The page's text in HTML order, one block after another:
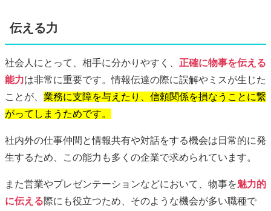
伝える力
社会人にとって、相手に分かりやすく、 正確に物事を伝える
能力は非常に重要です。情報伝達の際に誤解やミスが生じた
ことが、 業務に支障を与えたり、信頼関係を損なうことに繋
がってしまうためです。
社内外の仕事仲間と情報共有や対話をする機会は日常的に発
生するため、この能力も多くの企業で求められています。
また営業やプレゼンテーションなどにおいて、物事を魅力的
に伝える際にも役立つため、そのような機会が多い職種で